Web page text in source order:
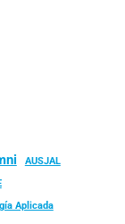
AUSJAL
Aplicada